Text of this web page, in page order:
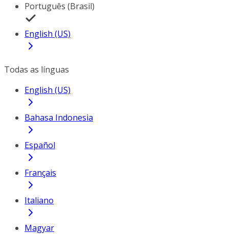
Português (Brasil)
English (US)
Todas as línguas
English (US)
Bahasa Indonesia
Español
Français
Italiano
Magyar